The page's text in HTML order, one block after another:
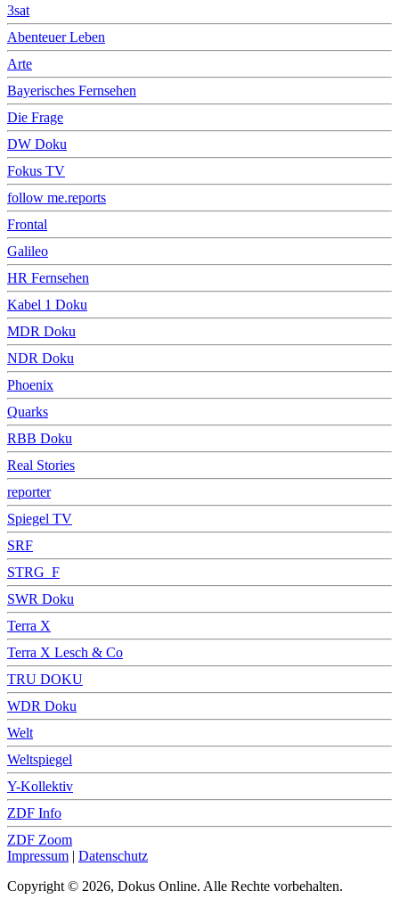
3sat
Abenteuer Leben
Arte
Bayerisches Fernsehen
Die Frage
DW Doku
Fokus TV
follow me.reports
Frontal
Galileo
HR Fernsehen
Kabel 1 Doku
MDR Doku
NDR Doku
Phoenix
Quarks
RBB Doku
Real Stories
reporter
Spiegel TV
SRF
STRG_F
SWR Doku
Terra X
Terra X Lesch & Co
TRU DOKU
WDR Doku
Welt
Weltspiegel
Y-Kollektiv
ZDF Info
ZDF Zoom
Impressum | Datenschutz
Copyright © 2026, Dokus Online. Alle Rechte vorbehalten.